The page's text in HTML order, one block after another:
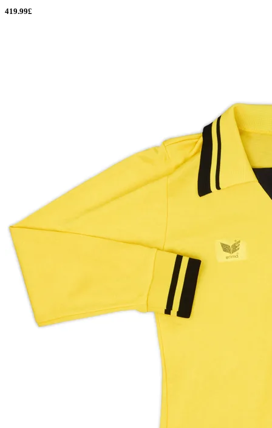
419.99£